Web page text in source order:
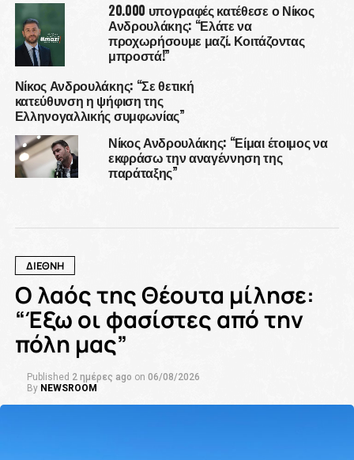
20.000 υπογραφές κατέθεσε ο Νίκος
Ανδρουλάκης: “Ελάτε να
προχωρήσουμε μαζί. Κοιτάζοντας
μπροστά!”
Νίκος Ανδρουλάκης: “Σε θετική
κατεύθυνση η ψήφιση της
Ελληνογαλλικής συμφωνίας”
Νίκος Ανδρουλάκης: “Είμαι έτοιμος να
εκφράσω την αναγέννηση της
παράταξης”
ΔΙΕΘΝΗ
Ο λαός της Θέουτα μίλησε:
“Έξω οι φασίστες από την
πόλη μας”
Published 2 ημέρες ago on 06/08/2026
By NEWSROOM